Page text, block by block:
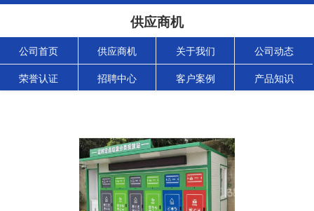
供应商机
公司首页 供应商机 关于我们 公司动态
荣誉认证 招聘中心 客户案例 产品知识